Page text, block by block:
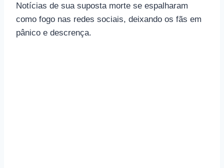
Notícias de sua suposta morte se espalharam
como fogo nas redes sociais, deixando os fãs em
pânico e descrença.